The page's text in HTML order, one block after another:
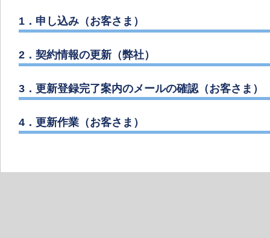
1．申し込み（お客さま）
2．契約情報の更新（弊社）
3．更新登録完了案内のメールの確認（お客さま）
4．更新作業（お客さま）